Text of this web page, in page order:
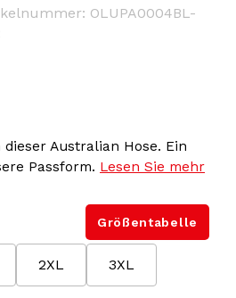
OLUPA0004BL-
Australian Hose. Ein
Passform. Lesen Sie mehr
Größentabelle
2XL 3XL